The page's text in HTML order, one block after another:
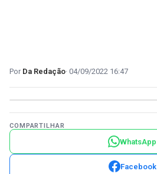
Da Redação 04/09/2022 16:47
COMPARTILHAR
WhatsApp
Facebook